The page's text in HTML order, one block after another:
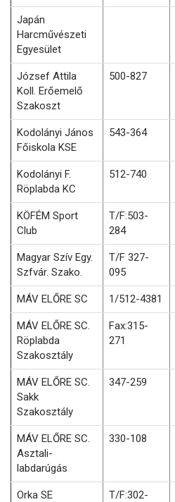
Japán
Harcművészeti
Egyesület
József Attila
Koll. Erőemelő
Szakoszt
500-827
Kodolányi János
Főiskola KSE
543-364
Kodolányi F.
Röplabda KC
512-740
KÖFÉM Sport
Club
T/F:503-
284
Magyar Szív Egy.
Szfvár. Szako.
T/F 327-
095
MÁV ELŐRE SC 1/512-4381
MÁV ELŐRE SC.
Röplabda
Szakosztály
Fax:315-
271
MÁV ELŐRE SC.
Sakk
Szakosztály
347-259
MÁV ELŐRE SC.
Asztali-
labdarúgás
330-108
Orka SE
T/F:302-